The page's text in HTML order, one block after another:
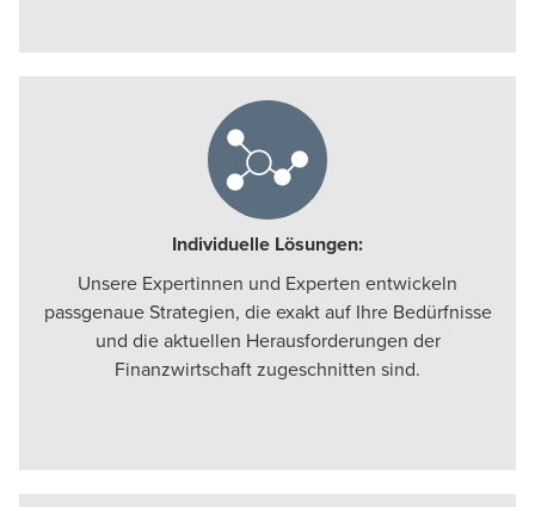
Individuelle Lösungen:
Unsere Expertinnen und Experten entwickeln
passgenaue Strategien, die exakt auf Ihre Bedürfnisse
und die aktuellen Herausforderungen der
Finanzwirtschaft zugeschnitten sind.